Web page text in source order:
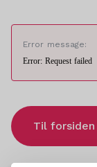
Error message:
Error: Request failed
Til forsiden